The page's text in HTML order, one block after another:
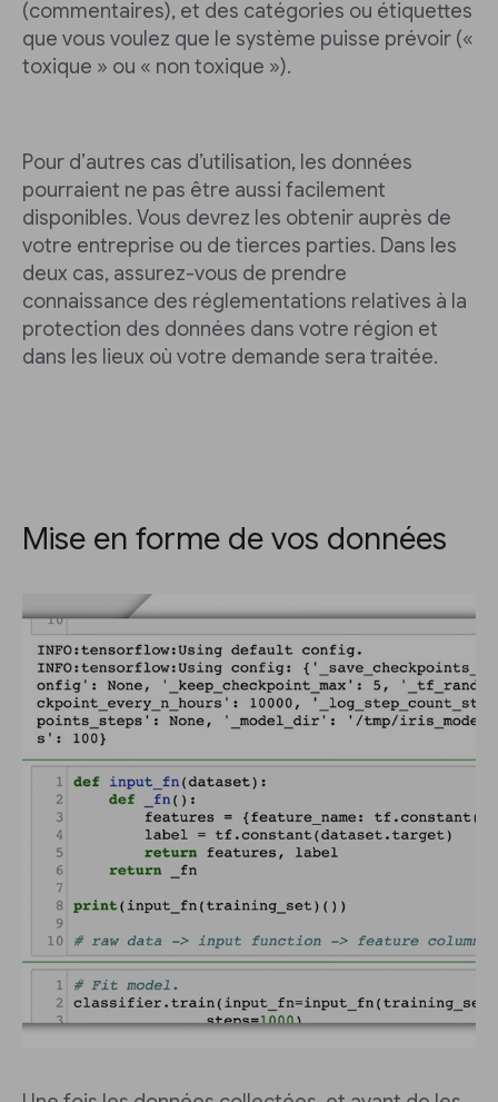
(commentaires), et des catégories ou étiquettes
que vous voulez que le système puisse prévoir («
toxique » ou « non toxique »).
Pour d’autres cas d’utilisation, les données
pourraient ne pas être aussi facilement
disponibles. Vous devrez les obtenir auprès de
votre entreprise ou de tierces parties. Dans les
deux cas, assurez-vous de prendre
connaissance des réglementations relatives à la
protection des données dans votre région et
dans les lieux où votre demande sera traitée.
Mise en forme de vos données